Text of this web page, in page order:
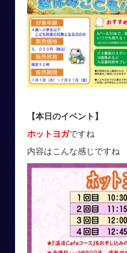
【本日のイベント 】
ホットヨガですね
内容はこんな感じですね